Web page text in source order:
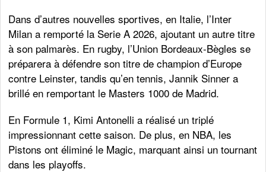
Dans d’autres nouvelles sportives, en Italie, l’Inter
Milan a remporté la Serie A 2026, ajoutant un autre titre
à son palmarès. En rugby, l’Union Bordeaux-Bègles se
préparera à défendre son titre de champion d’Europe
contre Leinster, tandis qu’en tennis, Jannik Sinner a
brillé en remportant le Masters 1000 de Madrid.
En Formule 1, Kimi Antonelli a réalisé un triplé
impressionnant cette saison. De plus, en NBA, les
Pistons ont éliminé le Magic, marquant ainsi un tournant
dans les playoffs.